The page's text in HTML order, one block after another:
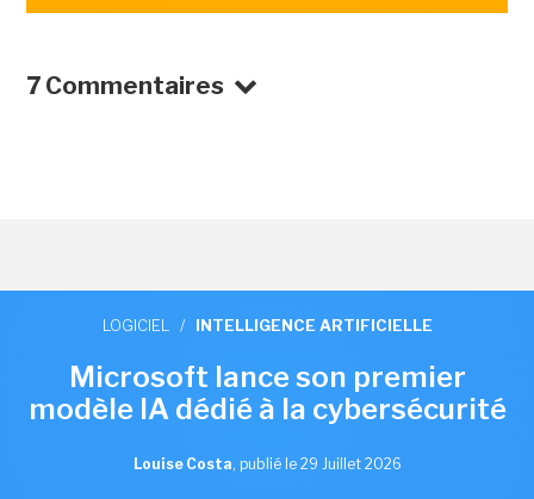
7 Commentaires
LOGICIEL / INTELLIGENCE ARTIFICIELLE
Microsoft lance son premier
modèle IA dédié à la cybersécurité
Louise Costa, publié le 29 Juillet 2026